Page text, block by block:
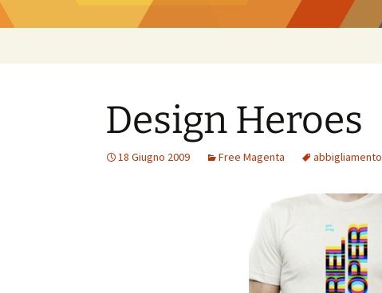
Design Heroes
18 Giugno 2009 Free Magenta abbigliamento